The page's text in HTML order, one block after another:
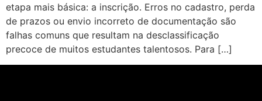
etapa mais básica: a inscrição. Erros no cadastro, perda
de prazos ou envio incorreto de documentação são
falhas comuns que resultam na desclassificação
precoce de muitos estudantes talentosos. Para […]